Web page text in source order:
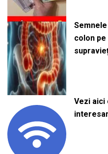
colon
Vezi aici